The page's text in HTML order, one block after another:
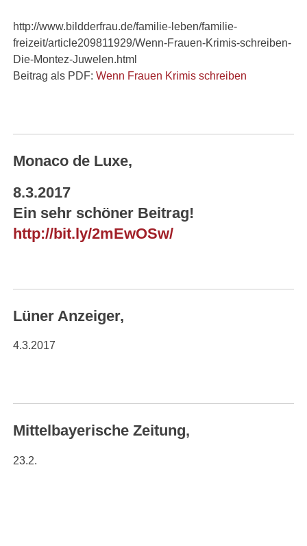
http://www.bildderfrau.de/familie-leben/familie-
freizeit/article209811929/Wenn-Frauen-Krimis-schreiben-
Die-Montez-Juwelen.html
Beitrag als PDF:Wenn Frauen Krimis schreiben
Monaco de Luxe,
8.3.2017
Ein sehr schöner Beitrag!
http://bit.ly/2mEwOSw/
Lüner Anzeiger,
4.3.2017
Mittelbayerische Zeitung,
23.2.